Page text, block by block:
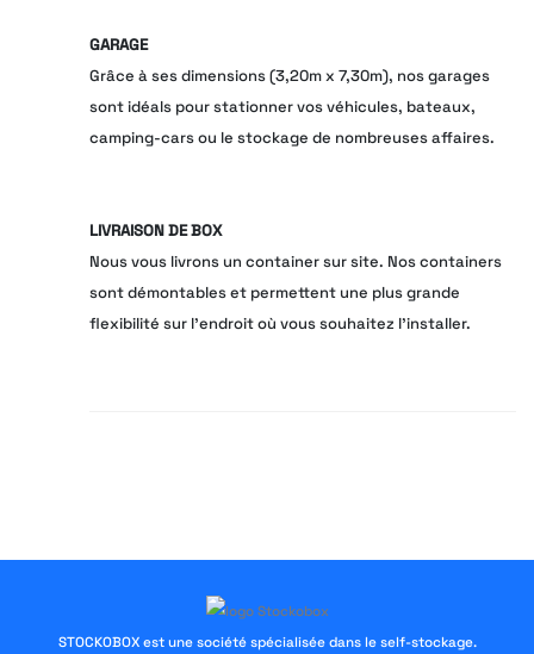
GARAGE
Grâce à ses dimensions (3,20m x 7,30m), nos garages
sont idéals pour stationner vos véhicules, bateaux,
camping-cars ou le stockage de nombreuses affaires.
LIVRAISON DE BOX
Nous vous livrons un container sur site. Nos containers
sont démontables et permettent une plus grande
flexibilité sur l'endroit où vous souhaitez l'installer.
STOCKOBOX est une société spécialisée dans le self-stockage.